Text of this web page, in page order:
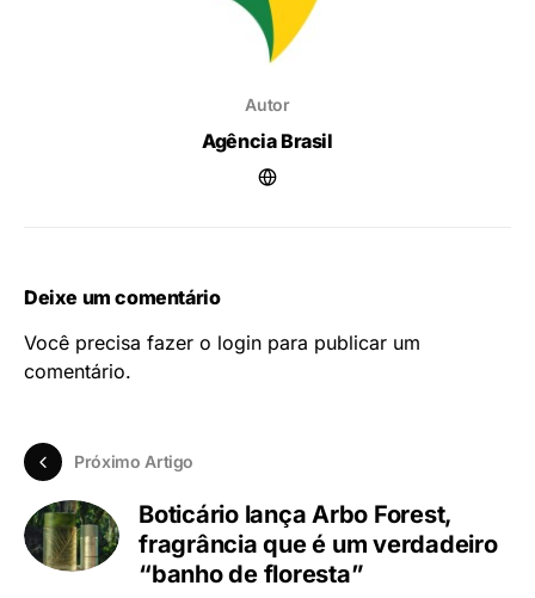
Autor
Agência Brasil
Deixe um comentário
Você precisa fazer o login para publicar um
comentário.
Próximo Artigo
Boticário lança Arbo Forest,
fragrância que é um verdadeiro
“banho de floresta”